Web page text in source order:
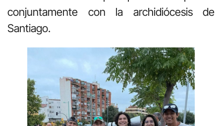
conjuntamente con la archidiócesis de
Santiago.